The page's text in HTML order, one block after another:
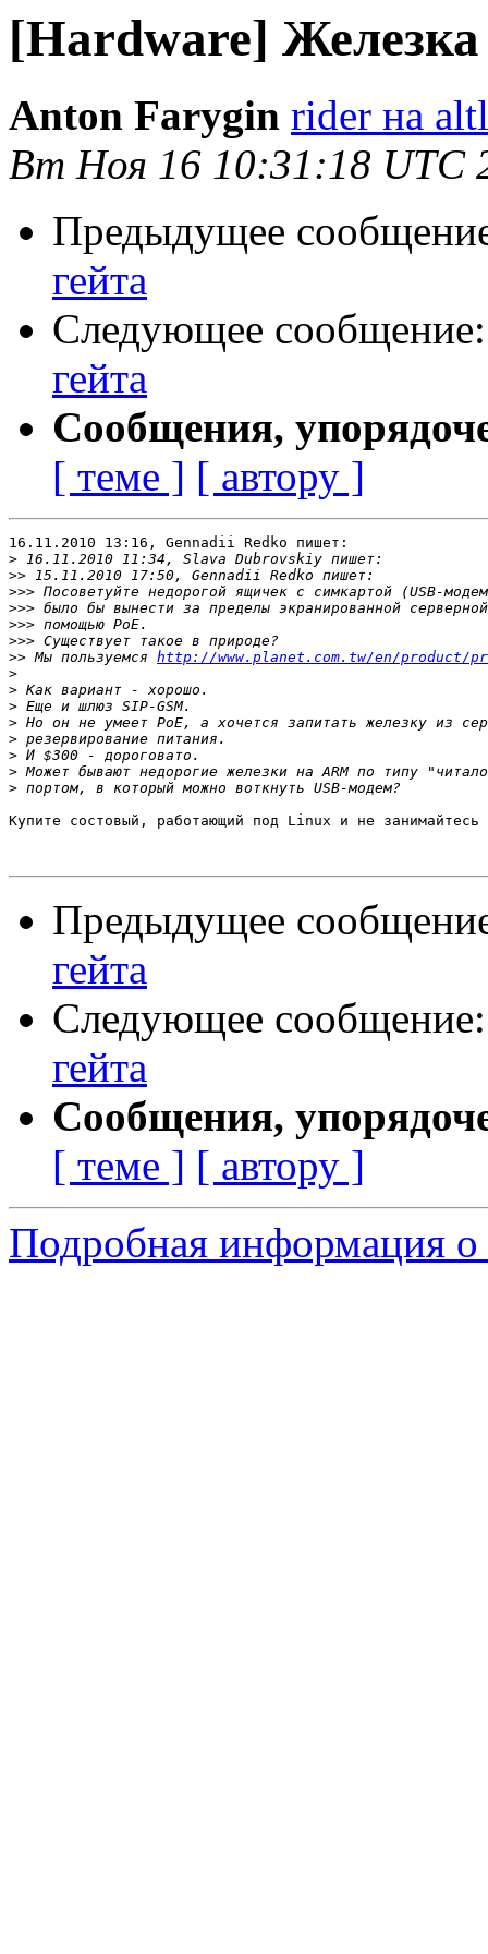
[Hardware] Железка
Anton Farygin rider на
Вт Ноя 16 10:31:18 UTC
Предыдущее
гейта
Следующее
гейта
Сообщения,
[ теме ] [ автору ]
16.11.2010 13:16, Gennadii Redko пишет:
>
>>
>>>
>>>
>>>
>>>
>> Мы пользуемся http://www.planet.com.tw/en/product/
>
>
>
>
>
>
>
>
Купите состовый, работающий под Linux и не занимайтесь
Предыдущее
гейта
Следующее
гейта
Сообщения,
[ теме ] [ автору ]
Подробная информация о